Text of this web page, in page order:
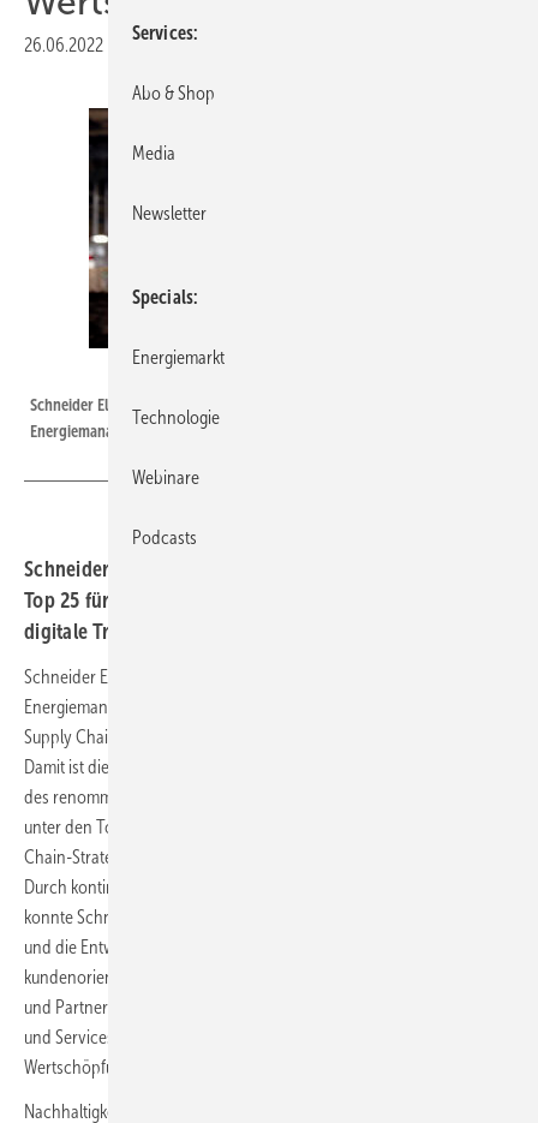
26.06.2022 Druckvorschau
Schneider Electric, eines der führenden Unternehmen in den Bereichen
Energiemanagement und Automatisierung.
Schneider Electric auf Platz 2 der Gartner Supply Chain
Top 25 für 2022. Tech-Konzern bietet Lösungen für die
digitale Transformation.
Schneider Electric, ein Unternehmen in den Bereichen
Energiemanagement und Automatisierung, wurde in den Gartner
Supply Chain Top 25 für das Jahr 2022 auf den zweiten Platz gewählt.
Damit ist die Impact Company bereits zum siebten Mal in Folge Teil
des renommierten Rankings und landet zum insgesamt dritten Mal
unter den Top Fünf. Die Platzierung ist Ausdruck einer klaren Supply-
Chain-Strategie, die von Nachhaltigkeit und Digitalisierung geprägt ist.
Durch kontinuierliches Engagement und Investitionsmaßnahmen
konnte Schneider Electric hier zuletzt enorme Fortschritte erzielen
und die Entwicklung einer agilen, innovativen und umwelt- sowie
kundenorientierten Lieferkette beschleunigen. Auch seine Kunden
und Partner unterstützt Schneider Electric mit seinen Technologien
und Services bei der digitalen Transformation von
Wertschöpfungsnetzwerken.
Nachhaltigkeit steht bei der Impact Company im Fokus. Das gilt
Services
Abo & Shop
Media
Newsletter
Specials
Energiemarkt
Technologie
Webinare
Podcasts